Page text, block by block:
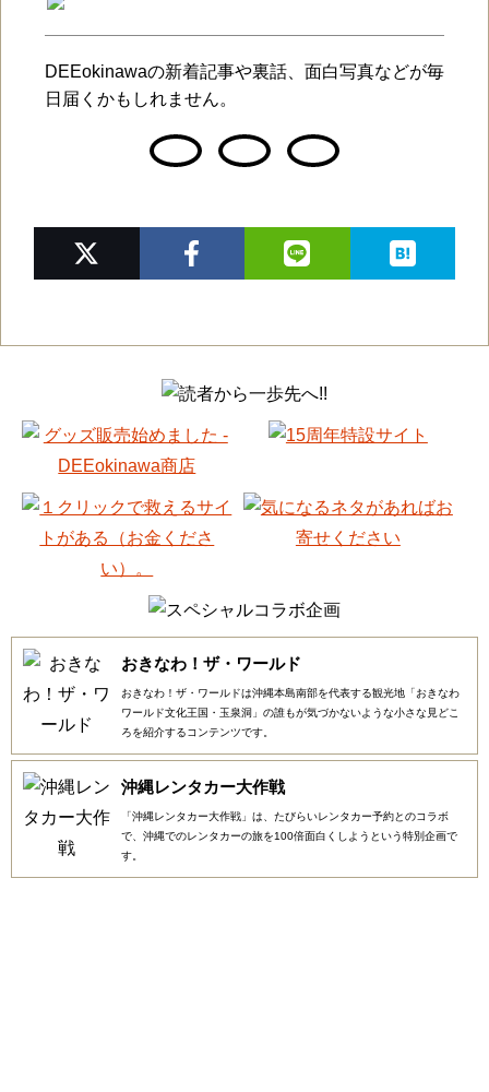
DEEokinawaの新着記事や裏話、面白写真などが毎
日届くかもしれません。
おきなわ！ザ・ワールド
おきなわ！ザ・ワールドは沖縄本島南部を代表する観光地「おきなわ
ワールド文化王国・玉泉洞」の誰もが気づかないような小さな見どこ
ろを紹介するコンテンツです。
沖縄レンタカー大作戦
「沖縄レンタカー大作戦」は、たびらいレンタカー予約とのコラボ
で、沖縄でのレンタカーの旅を100倍面白くしようという特別企画で
す。